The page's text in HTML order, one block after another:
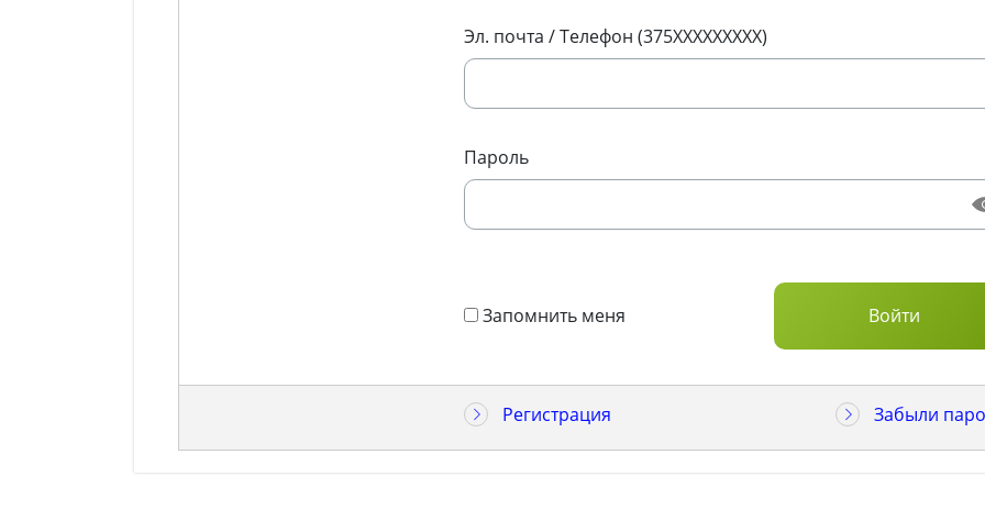
Эл. почта / Телефон (375XXXXXXXXX)
Пароль
Запомнить меня
Регистрация Забыли